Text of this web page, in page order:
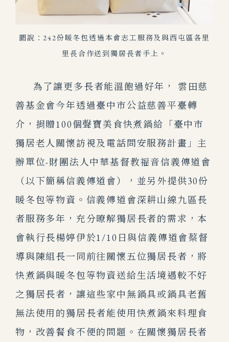
圖說：242份暖冬包透過本會志工服務及與西屯區各里
里長合作送到獨居長者手上。
為了讓更多長者能溫飽過好年， 雲田慈
善基金會今年透過臺中市公益慈善平臺轉
介，捐贈100個聲寶美食快煮鍋給「臺中市
獨居老人關懷訪視及電話問安服務計畫」主
辦單位-財團法人中華基督教福音信義傳道會
（以下簡稱信義傳道會），並另外提供30份
暖冬包等物資。信義傳道會深耕山線九區長
者服務多年，充分暸解獨居長者的需求，本
會執行長楊婷伊於1/10日與信義傳道會蔡督
導與陳組長一同前往關懷五位獨居長者，將
快煮鍋與暖冬包等物資送給生活境遇較不好
之獨居長者，讓這些家中無鍋具或鍋具老舊
無法使用的獨居長者能使用快煮鍋來料理食
物，改善餐食不便的問題。在關懷獨居長者